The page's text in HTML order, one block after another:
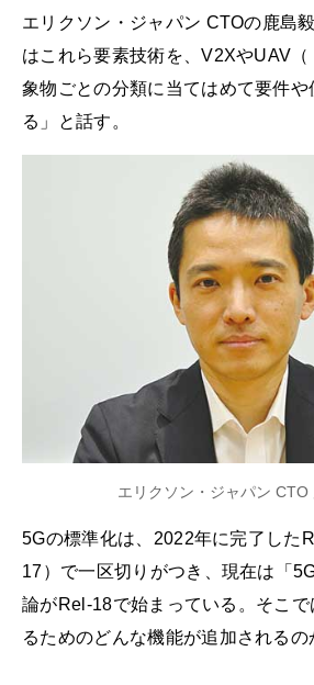
エリクソン・ジャパン CTOの鹿島
はこれら要素技術を、V2XやUAV
象物ごとの分類に当てはめて要件
る」と話す。
エリクソン・ジャパン CTO
5Gの標準化は、2022年に完了した
17）で一区切りがつき、現在は「
論がRel-18で始まっている。そこで
るためのどんな機能が追加されるの